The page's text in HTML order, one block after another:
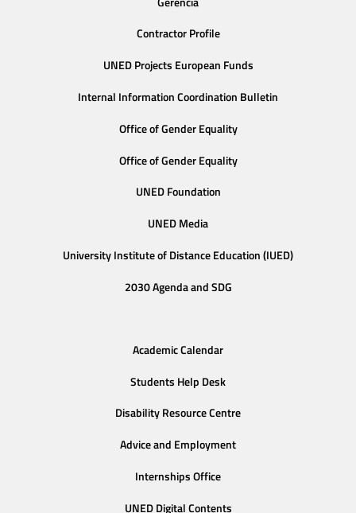
Contractor Profile
UNED Projects European Funds
Internal Information Coordination Bulletin
Office of Gender Equality
Office of Gender Equality
UNED Foundation
UNED Media
University Institute of Distance Education (IUED)
2030 Agenda and SDG
Academic Calendar
Students Help Desk
Disability Resource Centre
Advice and Employment
Internships Office
UNED Digital Contents